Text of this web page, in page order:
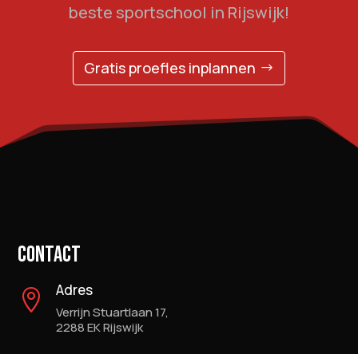
beste sportschool in Rijswijk!
Gratis proefles inplannen
CONTACT
 Adres
Verrijn Stuartlaan 17,
2288 EK Rijswijk